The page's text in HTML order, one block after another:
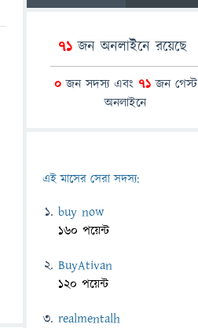
71জন অনলাইনে রয়েছে
0জন সদস্য এবং 71জন গেস্ট
অনলাইনে
এই মাসের সেরা সদস্য:
buy now
160 পয়েন্ট
BuyAtivan
120 পয়েন্ট
realmentalh